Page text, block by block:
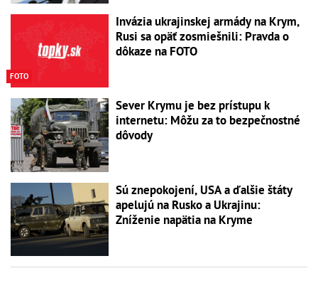
FOTO
Invázia ukrajinskej armády na Krym,
Rusi sa opäť zosmiešnili: Pravda o
dôkaze na FOTO
Sever Krymu je bez prístupu k
internetu: Môžu za to bezpečnostné
dôvody
Sú znepokojení, USA a ďalšie štáty
apelujú na Rusko a Ukrajinu:
Zníženie napätia na Kryme